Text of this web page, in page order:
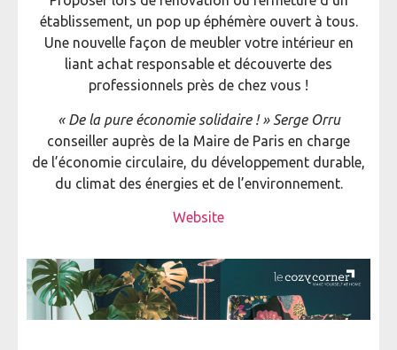
établissement, un pop up éphémère ouvert à tous.
Une nouvelle façon de meubler votre intérieur en
liant achat responsable et découverte des
professionnels près de chez vous !
« De la pure économie solidaire !» Serge Orru
conseiller auprès de la Maire de Paris en charge
de l’économie circulaire, du développement durable,
du climat des énergies et de l’environnement.
Website